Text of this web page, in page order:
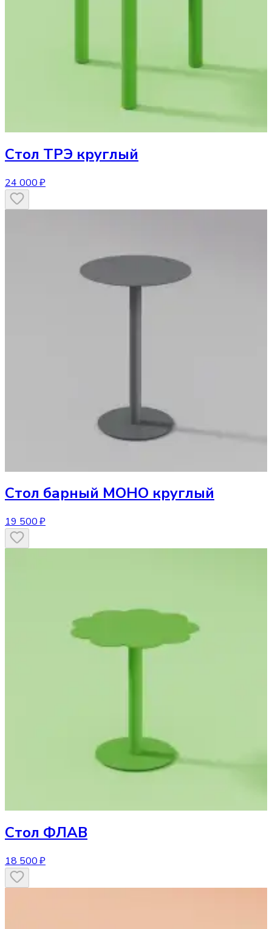
Стол ТРЭ круглый
24 000 ₽
Стол барный МОНО круглый
19 500 ₽
Стол ФЛАВ
18 500 ₽